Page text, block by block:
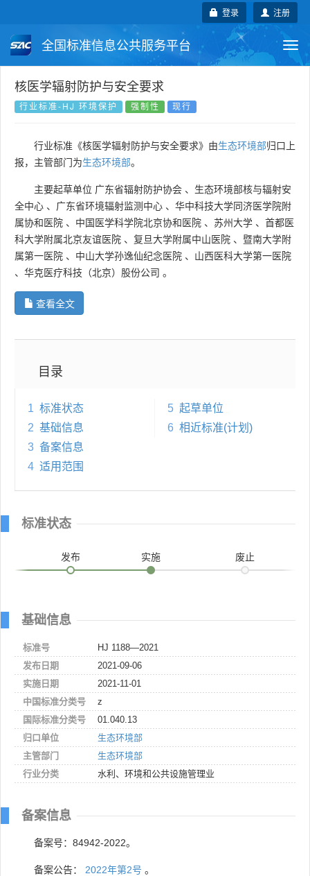
注册
登录
全国标准信息公共服务平台
国家标准 行业标准
国外标准 技术委员会
核医学辐射防护与安全要求
行业标准-HJ 环境保护 强制性 现行
行业标准《核医学辐射防护与安全要求》由生态环境部归口上
报，主管部门为生态环境部。
主要起草单位 广东省辐射防护协会 、 生态环境部核与辐射安
全中心 、 广东省环境辐射监测中心 、 华中科技大学同济医学院附
属协和医院 、 中国医学科学院北京协和医院 、 苏州大学 、 首都医
科大学附属北京友谊医院 、 复旦大学附属中山医院 、 暨南大学附
属第一医院 、 中山大学孙逸仙纪念医院 、 山西医科大学第一医院
、 华克医疗科技（北京）股份公司 。
查看全文
目录
1 标准状态
2 基础信息
3 备案信息
4 适用范围
5 起草单位
6 相近标准(计划)
标准状态
发布 实施 废止
基础信息
标准号
HJ 1188—2021
发布日期
2021-09-06
实施日期
2021-11-01
中国标准分类号
z
国际标准分类号
01.040.13
归口单位
生态环境部
主管部门
生态环境部
行业分类
水利、环境和公共设施管理业
备案信息
备案号：84942-2022。
备案公告： 2022年第2号 。